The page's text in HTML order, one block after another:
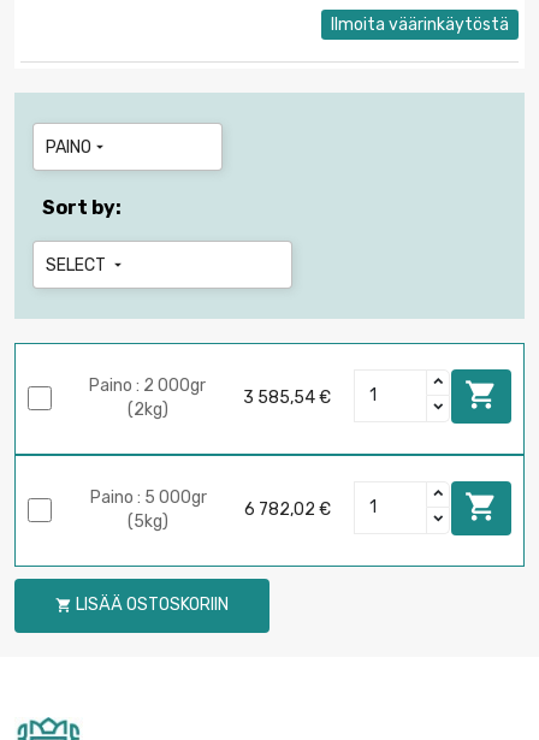
Ilmoita väärinkäytöstä
PAINO 
Sort by:
SELECT 
Paino : 2 000gr
(2kg)
3 585,54 € 
Paino : 5 000gr
(5kg)
6 782,02 € 
 LISÄÄ OSTOSKORIIN